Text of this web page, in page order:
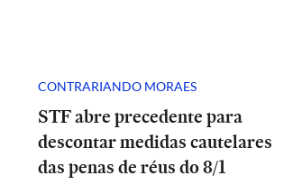
CONTRARIANDO MORAES
STF abre precedente para
descontar medidas cautelares
das penas de réus do 8/1